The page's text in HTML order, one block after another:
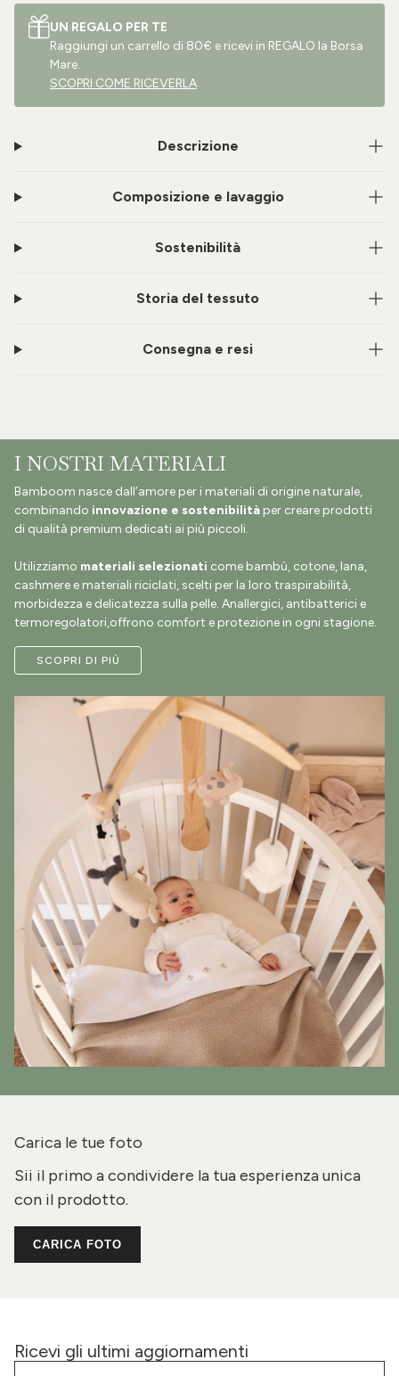
UN REGALO PER TE
Raggiungi un carrello di 80€ e ricevi in REGALO la Borsa
Mare.
SCOPRI COME RICEVERLA
Descrizione
Composizione e lavaggio
Sostenibilità
Storia del tessuto
Consegna e resi
I NOSTRI MATERIALI
Bamboom nasce dall’amore per i materiali di origine naturale,
combinando innovazione e sostenibilità per creare prodotti
di qualità premium dedicati ai più piccoli.
Utilizziamo materiali selezionati come bambù, cotone, lana,
cashmere e materiali riciclati, scelti per la loro traspirabilità,
morbidezza e delicatezza sulla pelle. Anallergici, antibatterici e
termoregolatori,offrono comfort e protezione in ogni stagione.
SCOPRI DI PIÙ
Carica le tue foto
Sii il primo a condividere la tua esperienza unica
con il prodotto.
CARICA FOTO
Ricevi gli ultimi aggiornamenti